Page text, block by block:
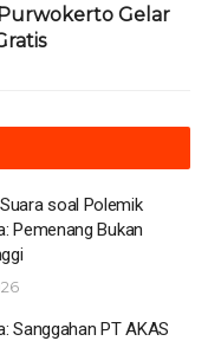
Gelar
soal Polemik
Pemenang Bukan
Sanggahan PT AKAS